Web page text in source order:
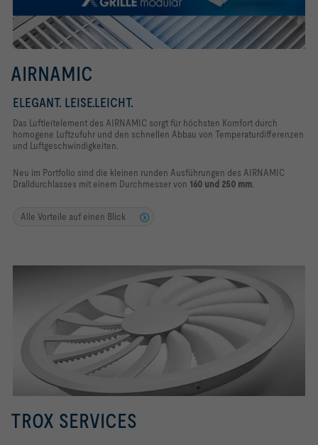
AIRNAMIC
ELEGANT. LEISE.LEICHT.
Das Luftleitelement des AIRNAMIC sorgt für höchsten Komfort durch
homogene Luftzufuhr und den schnellen Abbau von Temperaturdifferenzen
und Luftgeschwindigkeiten.
Neu im Portfolio sind die kleinen runden Ausführungen des AIRNAMIC
Dralldurchlasses mit einem Durchmesser von 160 und 250 mm.
Alle Vorteile auf einen Blick
TROX SERVICES